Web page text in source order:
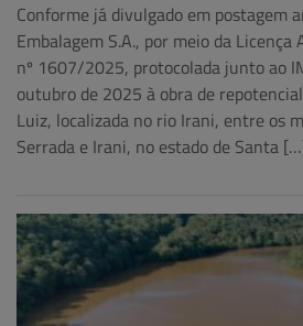
Conforme já divulgado em postagem
Embalagem S.A., por meio da
nº 1607/2025, protocolada junto ao
outubro de 2025 à obra de
Luiz, localizada no rio Irani, entre os
Serrada e Irani, no estado de Santa